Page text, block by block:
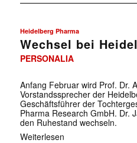
Heidelberg Pharma
Wechsel bei
PERSONALIA
Anfang Februar wird Prof. Dr.
Vorstandssprecher der
Geschäftsführer der
Pharma Research GmbH. Dr.
den Ruhestand wechseln.
Weiterlesen